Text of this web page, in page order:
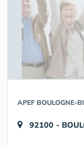
APEF BOULOGNE-
92100 -